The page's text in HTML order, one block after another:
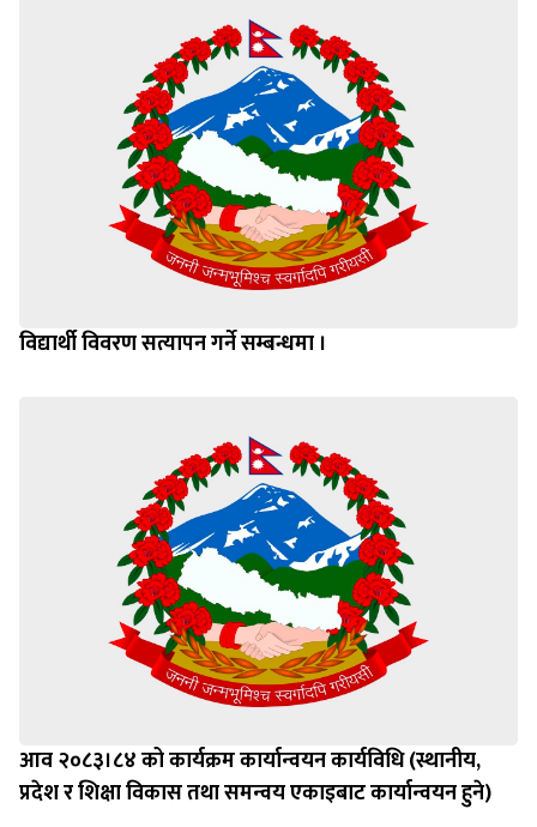
विद्यार्थी विवरण सत्यापन गर्ने सम्बन्धमा ।
आव २०८३।८४ को कार्यक्रम कार्यान्वयन कार्यविधि (स्थानीय,
प्रदेश र शिक्षा विकास तथा समन्वय एकाइबाट कार्यान्वयन हुने)